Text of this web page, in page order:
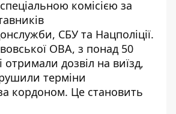
комісією за
СБУ та Нацполіції.
ОВА, з понад 50
отримали дозвіл на виїзд,
терміни
кордоном. Це становить